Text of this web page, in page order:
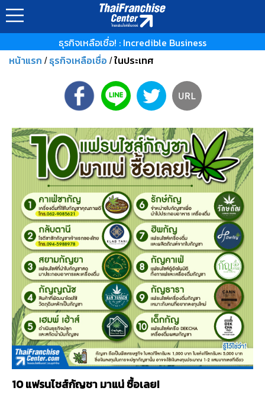
ธุรกิจเหลือเชื่อ! : Incredible Business
หน้าแรก / ธุรกิจเหลือเชื่อ /ในประเทศ
10 แฟรนไชส์กัญชา มาแน่ ซื้อเลย!